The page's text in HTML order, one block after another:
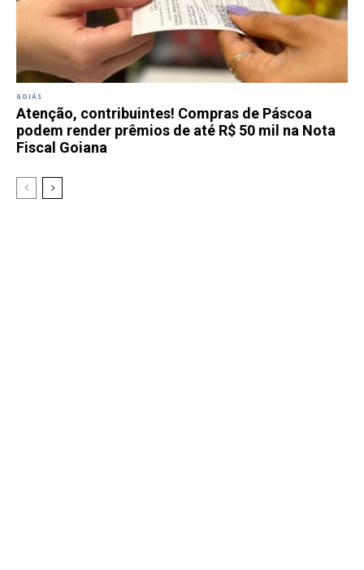
GOIÁS
Atenção, contribuintes! Compras de Páscoa
podem render prêmios de até R$ 50 mil na Nota
Fiscal Goiana